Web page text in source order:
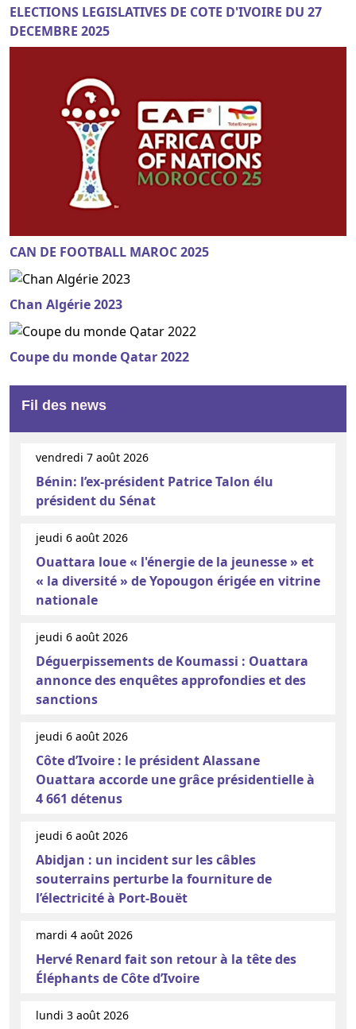
ELECTIONS LEGISLATIVES DE COTE D'IVOIRE DU 27
DECEMBRE 2025
CAN DE FOOTBALL MAROC 2025
Chan Algérie 2023
Coupe du monde Qatar 2022
Fil des news
vendredi 7 août 2026
Bénin: l’ex-président Patrice Talon élu
président du Sénat
jeudi 6 août 2026
Ouattara loue « l'énergie de la jeunesse » et
« la diversité » de Yopougon érigée en vitrine
nationale
jeudi 6 août 2026
Déguerpissements de Koumassi : Ouattara
annonce des enquêtes approfondies et des
sanctions
jeudi 6 août 2026
Côte d’Ivoire : le président Alassane
Ouattara accorde une grâce présidentielle à
4 661 détenus
jeudi 6 août 2026
Abidjan : un incident sur les câbles
souterrains perturbe la fourniture de
l’électricité à Port-Bouët
mardi 4 août 2026
Hervé Renard fait son retour à la tête des
Éléphants de Côte d’Ivoire
lundi 3 août 2026